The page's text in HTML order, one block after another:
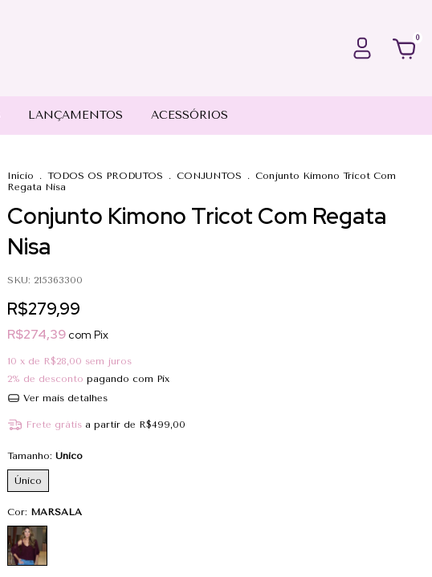
0
LANÇAMENTOS ACESSÓRIOS
Início . TODOS OS PRODUTOS . CONJUNTOS . Conjunto Kimono Tricot Com
Regata Nisa
Conjunto Kimono Tricot Com Regata
Nisa
SKU: 215363300
R$279,99
R$274,39 com Pix
10 x de R$28,00 sem juros
2% de desconto pagando com Pix
Ver mais detalhes
Frete grátis a partir de R$499,00
Tamanho: Único
Único
Cor: MARSALA